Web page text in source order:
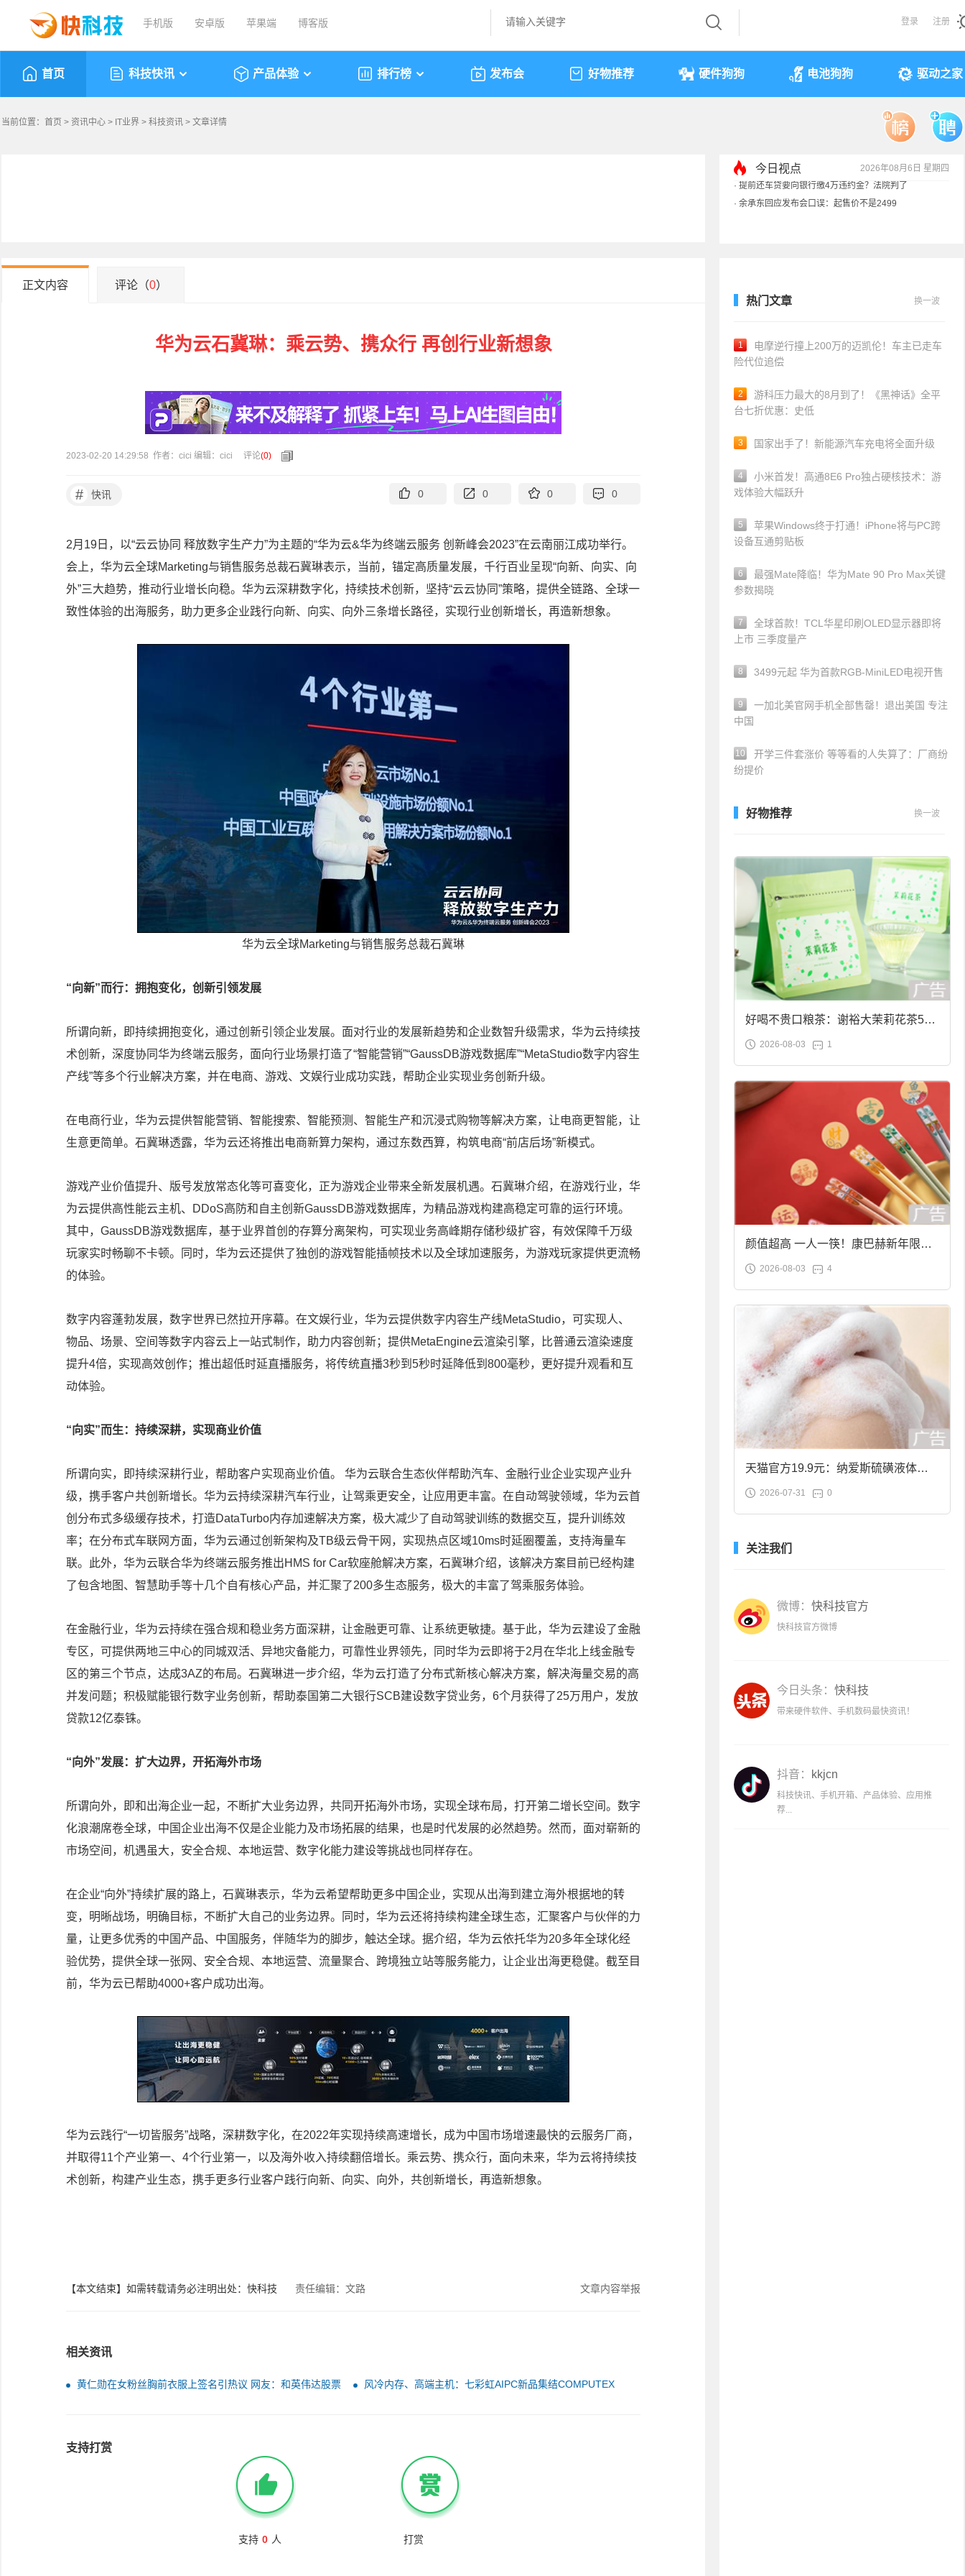
手机版 安卓版 苹果端 博客版 登录 注册
首页 科技快讯 产品体验 排行榜 发布会 好物推荐 硬件狗狗 电池狗狗 驱动之家
当前位置： 首页 > 资讯中心 > IT业界 > 科技资讯 > 文章详情
今日视点 2026年08月6日 星期四
· 余承东回应发布会口误：起售价不是2499
· 奥迪斥巨资打造的电子门把手 CEO试驾后叫停
正文内容 评论（0）
华为云石冀琳：乘云势、携众行 再创行业新想象
2023-02-20 14:29:58 作者：cici 编辑：cici 评论(0)
# 快讯 0 0 0 0
2月19日，以“云云协同 释放数字生产力”为主题的“华为云&华为终端云服务 创新峰会2023”在云南丽江成功举行。
会上，华为云全球Marketing与销售服务总裁石冀琳表示，当前，锚定高质量发展，千行百业呈现“向新、向实、向
外”三大趋势，推动行业增长向稳。华为云深耕数字化，持续技术创新，坚持“云云协同”策略，提供全链路、全球一
致性体验的出海服务，助力更多企业践行向新、向实、向外三条增长路径，实现行业创新增长，再造新想象。
华为云全球Marketing与销售服务总裁石冀琳
“向新”而行：拥抱变化，创新引领发展
所谓向新，即持续拥抱变化，通过创新引领企业发展。面对行业的发展新趋势和企业数智升级需求，华为云持续技
术创新，深度协同华为终端云服务，面向行业场景打造了“智能营销”“GaussDB游戏数据库”“MetaStudio数字内容生
产线”等多个行业解决方案，并在电商、游戏、文娱行业成功实践，帮助企业实现业务创新升级。
在电商行业，华为云提供智能营销、智能搜索、智能预测、智能生产和沉浸式购物等解决方案，让电商更智能，让
生意更简单。石冀琳透露，华为云还将推出电商新算力架构，通过东数西算，构筑电商“前店后场”新模式。
游戏产业价值提升、版号发放常态化等可喜变化，正为游戏企业带来全新发展机遇。石冀琳介绍，在游戏行业，华
为云提供高性能云主机、DDoS高防和自主创新GaussDB游戏数据库，为精品游戏构建高稳定可靠的运行环境。
其中，GaussDB游戏数据库，基于业界首创的存算分离架构，可实现业务高峰期存储秒级扩容，有效保障千万级
玩家实时畅聊不卡顿。同时，华为云还提供了独创的游戏智能插帧技术以及全球加速服务，为游戏玩家提供更流畅
的体验。
数字内容蓬勃发展，数字世界已然拉开序幕。在文娱行业，华为云提供数字内容生产线MetaStudio，可实现人、
物品、场景、空间等数字内容云上一站式制作，助力内容创新；提供MetaEngine云渲染引擎，比普通云渲染速度
提升4倍，实现高效创作；推出超低时延直播服务，将传统直播3秒到5秒时延降低到800毫秒，更好提升观看和互
动体验。
“向实”而生：持续深耕，实现商业价值
所谓向实，即持续深耕行业，帮助客户实现商业价值。 华为云联合生态伙伴帮助汽车、金融行业企业实现产业升
级，携手客户共创新增长。华为云持续深耕汽车行业，让驾乘更安全，让应用更丰富。在自动驾驶领域，华为云首
创分布式多级缓存技术，打造DataTurbo内存加速解决方案，极大减少了自动驾驶训练的数据交互，提升训练效
率；在分布式车联网方面，华为云通过创新架构及TB级云骨干网，实现热点区域10ms时延圈覆盖，支持海量车
联。此外，华为云联合华为终端云服务推出HMS for Car软座舱解决方案，石冀琳介绍，该解决方案目前已经构建
了包含地图、智慧助手等十几个自有核心产品，并汇聚了200多生态服务，极大的丰富了驾乘服务体验。
在金融行业，华为云持续在强合规和稳业务方面深耕，让金融更可靠、让系统更敏捷。基于此，华为云建设了金融
专区，可提供两地三中心的同城双活、异地灾备能力，可靠性业界领先，同时华为云即将于2月在华北上线金融专
区的第三个节点，达成3AZ的布局。石冀琳进一步介绍，华为云打造了分布式新核心解决方案，解决海量交易的高
并发问题；积极赋能银行数字业务创新，帮助泰国第二大银行SCB建设数字贷业务，6个月获得了25万用户，发放
贷款12亿泰铢。
“向外”发展：扩大边界，开拓海外市场
所谓向外，即和出海企业一起，不断扩大业务边界，共同开拓海外市场，实现全球布局，打开第二增长空间。数字
化浪潮席卷全球，中国企业出海不仅是企业能力及市场拓展的结果，也是时代发展的必然趋势。然而，面对崭新的
市场空间，机遇虽大，安全合规、本地运营、数字化能力建设等挑战也同样存在。
在企业“向外”持续扩展的路上，石冀琳表示，华为云希望帮助更多中国企业，实现从出海到建立海外根据地的转
变，明晰战场，明确目标，不断扩大自己的业务边界。同时，华为云还将持续构建全球生态，汇聚客户与伙伴的力
量，让更多优秀的中国产品、中国服务，伴随华为的脚步，触达全球。据介绍，华为云依托华为20多年全球化经
验优势，提供全球一张网、安全合规、本地运营、流量聚合、跨境独立站等服务能力，让企业出海更稳健。截至目
前，华为云已帮助4000+客户成功出海。
华为云践行“一切皆服务”战略，深耕数字化，在2022年实现持续高速增长，成为中国市场增速最快的云服务厂商，
并取得11个产业第一、4个行业第一，以及海外收入持续翻倍增长。乘云势、携众行，面向未来，华为云将持续技
术创新，构建产业生态，携手更多行业客户践行向新、向实、向外，共创新增长，再造新想象。
【本文结束】如需转载请务必注明出处：快科技 责任编辑：文路 文章内容举报
相关资讯
黄仁勋在女粉丝胸前衣服上签名引热议 网友：和英伟达股票
风冷内存、高端主机：七彩虹AIPC新品集结COMPUTEX
支持打赏
支持 0 人 打赏
热门文章 换一波
1
电摩逆行撞上200万的迈凯伦！车主已走车
险代位追偿
2
游科压力最大的8月到了！《黑神话》全平
台七折优惠：史低
3 国家出手了！新能源汽车充电将全面升级
4
小米首发！高通8E6 Pro独占硬核技术：游
戏体验大幅跃升
5
苹果Windows终于打通！iPhone将与PC跨
设备互通剪贴板
6
最强Mate降临！华为Mate 90 Pro Max关键
参数揭晓
7
全球首款！TCL华星印刷OLED显示器即将
上市 三季度量产
8 3499元起 华为首款RGB-MiniLED电视开售
9
一加北美官网手机全部售罄！退出美国 专注
中国
10
开学三件套涨价 等等看的人失算了：厂商纷
纷提价
好物推荐 换一波
好喝不贵口粮茶：谢裕大茉莉花茶50g
袋装9.9元到手
2026-08-03 1
颜值超高 一人一筷！康巴赫新年限定
合金筷子大促：19.9元
2026-08-03 4
天猫官方19.9元：纳爱斯硫磺液体香
皂2斤大促
2026-07-31 0
关注我们
微博： 快科技官方
快科技官方微博
今日头条： 快科技
带来硬件软件、手机数码最快资讯！
抖音： kkjcn
科技快讯、手机开箱、产品体验、应用推
荐...